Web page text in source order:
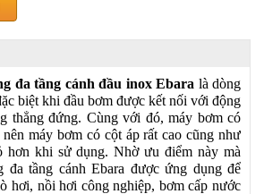
đa tầng cánh đầu inox Ebara là dòng
biệt khi đầu bơm được kết nối với động
thẳng đứng. Cùng với đó, máy bơm có
máy bơm có cột áp rất cao cũng như
hơn khi sử dụng. Nhờ ưu điểm này mà
đa tầng cánh Ebara được ứng dụng để
hơi, nồi hơi công nghiệp, bơm cấp nước